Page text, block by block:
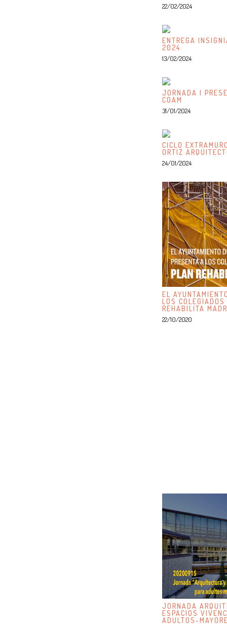
22/02/2024
ENTREGA
2024
13/02/2024
JORNADA |
COAM
31/01/2024
CICLO
ORTIZ
24/01/2024
EL
LOS
REHABILITA
22/10/2020
JORNADA
ESPACIOS
ADULTOS-